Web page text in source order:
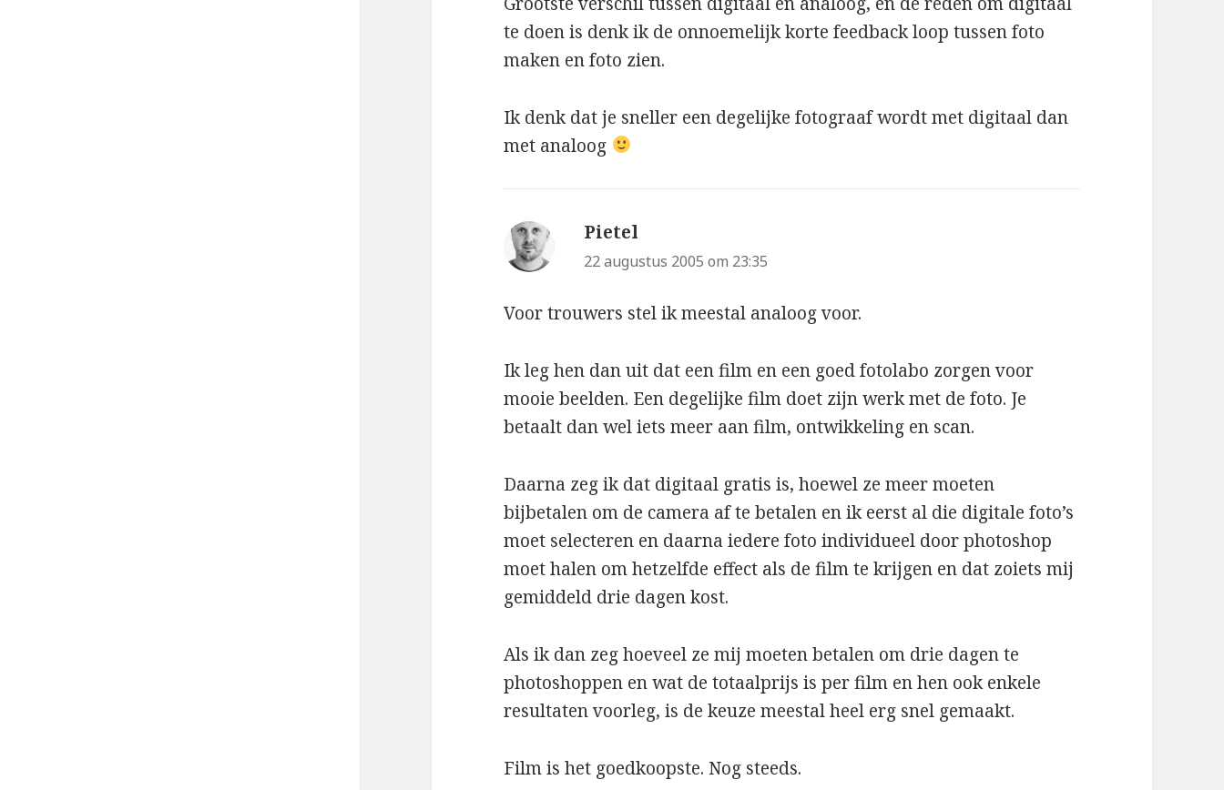
te doen is denk ik de onnoemelijk korte feedback loop tussen foto
maken en foto zien.
Ik denk dat je sneller een degelijke fotograaf wordt met digitaal dan
met analoog
Pietel
22 augustus 2005 om 23:35
Voor trouwers stel ik meestal analoog voor.
Ik leg hen dan uit dat een film en een goed fotolabo zorgen voor
mooie beelden. Een degelijke film doet zijn werk met de foto. Je
betaalt dan wel iets meer aan film, ontwikkeling en scan.
Daarna zeg ik dat digitaal gratis is, hoewel ze meer moeten
bijbetalen om de camera af te betalen en ik eerst al die digitale foto’s
moet selecteren en daarna iedere foto individueel door photoshop
moet halen om hetzelfde effect als de film te krijgen en dat zoiets mij
gemiddeld drie dagen kost.
Als ik dan zeg hoeveel ze mij moeten betalen om drie dagen te
photoshoppen en wat de totaalprijs is per film en hen ook enkele
resultaten voorleg, is de keuze meestal heel erg snel gemaakt.
Film is het goedkoopste. Nog steeds.